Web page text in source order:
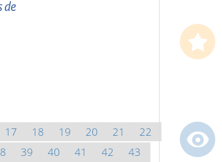
de
17 18 19 20 21
22
39 40 41 42
43